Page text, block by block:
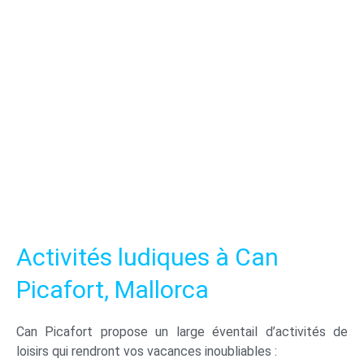
Activités ludiques à Can
Picafort, Mallorca
Can Picafort propose un large éventail d’activités de
loisirs qui rendront vos vacances inoubliables :